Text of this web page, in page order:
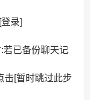
录]
若已备份聊天记
击[暂时跳过此步